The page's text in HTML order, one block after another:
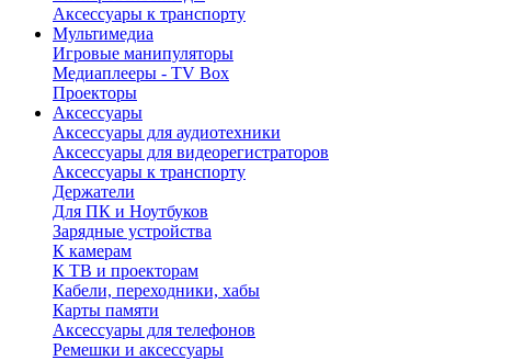
Аксессуары к транспорту
Мультимедиа
Игровые манипуляторы
Медиаплееры - TV Box
Проекторы
Аксессуары
Аксессуары для аудиотехники
Аксессуары для видеорегистраторов
Аксессуары к транспорту
Держатели
Для ПК и Ноутбуков
Зарядные устройства
К камерам
К ТВ и проекторам
Кабели, переходники, хабы
Карты памяти
Аксессуары для телефонов
Ремешки и аксессуары